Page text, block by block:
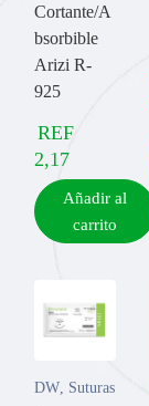
Cortante/A
bsorbible
Arizi R-
925
REF
2,17
Añadir al
carrito
DW, Suturas